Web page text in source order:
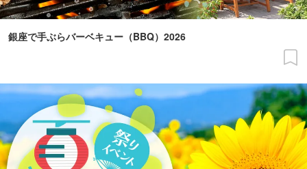
銀座で手ぶらバーベキュー（BBQ）2026